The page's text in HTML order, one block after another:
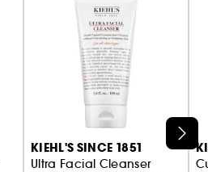
KIEHL'S SINCE 1851
Ultra Facial Cleanser